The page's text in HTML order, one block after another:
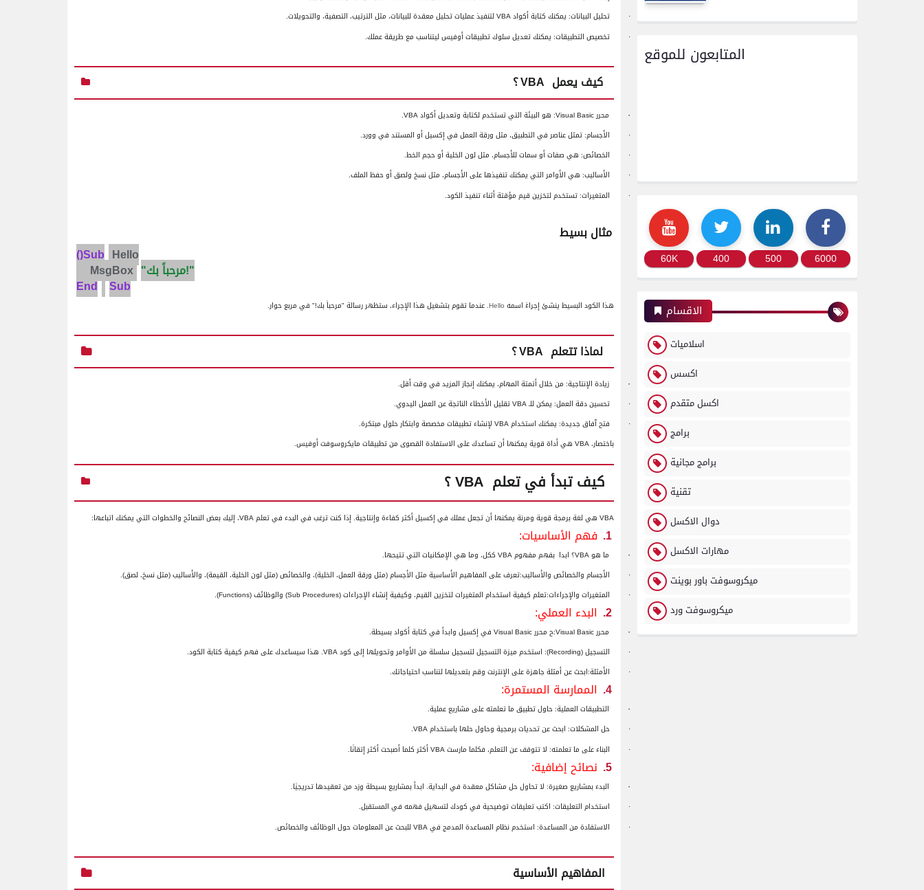
·
تحليل البيانات: يمكنك كتابة أكوادVBAلتنفيذ عمليات تحليل معقدة للبيانات، مثل الترتيب، التصفية، والتحويلات.
·
تخصيص التطبيقات: يمكنك تعديل سلوك تطبيقات أوفيس ليتناسب مع طريقة عملك.
كيف يعمل VBA؟
· محررVisual Basic
: هو البيئة التي تستخدم لكتابة وتعديل أكوادVBA
.
·
الأجسام: تمثل عناصر في التطبيق، مثل ورقة العمل في إكسيل أو المستند في وورد.
·
الخصائص: هي صفات أو سمات للأجسام، مثل لون الخلية أو حجم الخط.
·
الأساليب: هي الأوامر التي يمكنك تنفيذها على الأجسام، مثل نسخ ولصق أو حفظ الملف.
·
المتغيرات: تستخدم لتخزين قيم مؤقتة أثناء تنفيذ الكود.
مثال بسيط
()Sub Hello
MsgBox "مرحباً بك!"
End Sub
هذا الكود البسيط ينشئ إجراءً اسمه Hello. عندما تقوم بتشغيل هذا الإجراء، ستظهر رسالة "مرحباً بك!" في مربع حوار.
لماذا تتعلم VBA؟
· زيادة الإنتاجية: من خلال أتمتة المهام، يمكنك إنجاز المزيد في وقت أقل.
·
تحسين دقة العمل: يمكن للـVBAتقليل الأخطاء الناتجة عن العمل اليدوي.
·
فتح آفاق جديدة: يمكنك استخدامVBA لإنشاء تطبيقات مخصصة وابتكار حلول مبتكرة.
باختصار،VBA هي أداة قوية يمكنها أن تساعدك على الاستفادة القصوى من تطبيقات مايكروسوفت أوفيس.
كيف تبدأ في تعلم VBA؟
VBA هي لغة برمجة قوية ومرنة يمكنها أن تجعل عملك في إكسيل أكثر كفاءة وإنتاجية. إذا كنت ترغب في البدء في تعلمVBA، إليك بعض النصائح والخطوات التي يمكنك اتباعها:
1. فهم الأساسيات:
· ما هوVBA؟ ابدا بفهم مفهومVBA ككل، وما هي الإمكانيات التي تتيحها.
·
الأجسام والخصائص والأساليب:تعرف على المفاهيم الأساسية مثل الأجسام (مثل ورقة العمل، الخلية)، والخصائص (مثل لون الخلية، القيمة)، والأساليب (مثل نسخ، لصق).
·
المتغيرات والإجراءات:تعلم كيفية استخدام المتغيرات لتخزين القيم، وكيفية إنشاء الإجراءات (Sub Procedures) والوظائف (Functions
).
2. البدء العملي:
· محررVisual Basic
:ح محررVisual Basic في إكسيل وابدأ في كتابة أكواد بسيطة.
·
التسجيل (Recording
): استخدم ميزة التسجيل لتسجيل سلسلة من الأوامر وتحويلها إلى كودVBA. هذا سيساعدك على فهم كيفية كتابة الكود.
·
الأمثلة:ابحث عن أمثلة جاهزة على الإنترنت وقم بتعديلها لتناسب احتياجاتك.
4. الممارسة المستمرة:
· التطبيقات العملية: حاول تطبيق ما تعلمته على مشاريع عملية.
·
حل المشكلات: ابحث عن تحديات برمجية وحاول حلها باستخدامVBA
.
·
البناء على ما تعلمته: لا تتوقف عن التعلم، فكلما مارستVBAأكثر كلما أصبحت أكثر إتقانًا.
5. نصائح إضافية:
· البدء بمشاريع صغيرة: لا تحاول حل مشاكل معقدة في البداية. ابدأ بمشاريع بسيطة وزد من تعقيدها تدريجيًا.
·
استخدام التعليقات: اكتب تعليقات توضيحية في كودك لتسهيل فهمه في المستقبل.
·
الاستفادة من المساعدة: استخدم نظام المساعدة المدمج فيVBAللبحث عن المعلومات حول الوظائف والخصائص.
المفاهيم الأساسية
المتابعون للموقع
60K 400 500 6000
الاقسام
اسلاميات
اكسس
اكسل متقدم
برامج
برامج مجانية
تقنية
دوال الاكسل
مهارات الاكسل
ميكروسوفت باور بوينت
ميكروسوفت ورد